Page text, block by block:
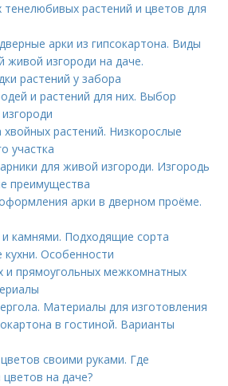
тенелюбивых растений и цветов для
арки из гипсокартона. Виды
живой изгороди на даче.
растений у забора
и растений для них. Выбор
растений. Низкорослые
участка
для живой изгороди. Изгородь
преимущества
арки в дверном проёме.
камнями. Подходящие сорта
кухни. Особенности
и прямоугольных межкомнатных
Материалы для изготовления
в гостиной. Варианты
своими руками. Где
цветов на даче?